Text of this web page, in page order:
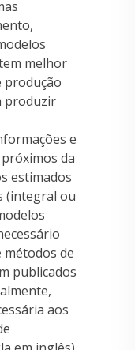
melhor
produção
produzir
e
da
estimados
(integral ou
métodos de
publicados
aos